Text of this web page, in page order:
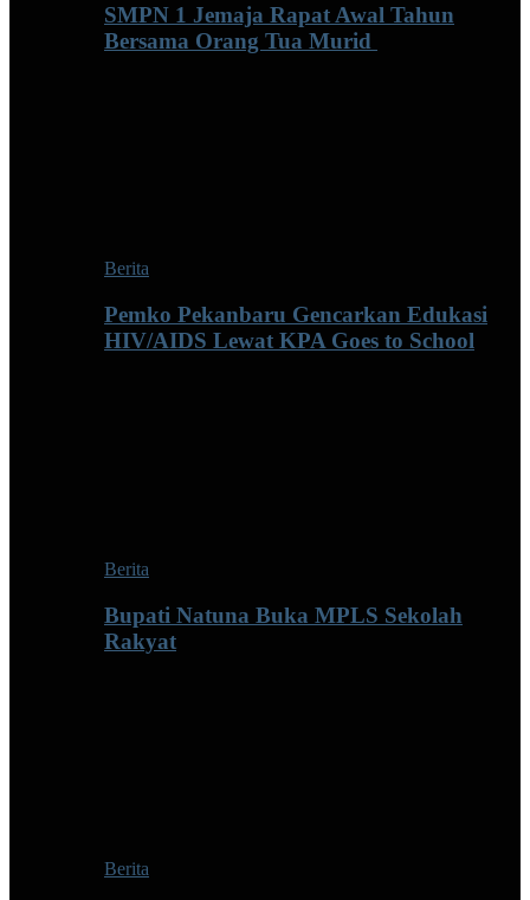
SMPN 1 Jemaja Rapat Awal Tahun
Bersama Orang Tua Murid ‎
Berita
Pemko Pekanbaru Gencarkan Edukasi
HIV/AIDS Lewat KPA Goes to School
Berita
Bupati Natuna Buka MPLS Sekolah
Rakyat
Berita